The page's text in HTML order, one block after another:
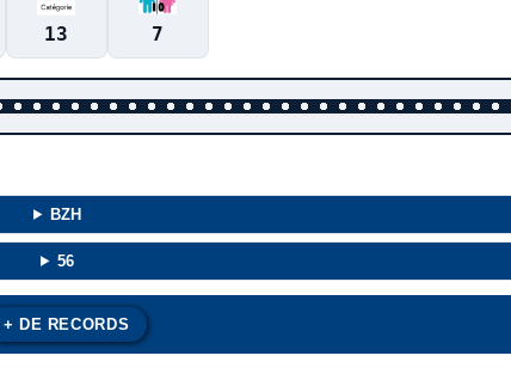
13 7
BZH
56
+ DE RECORDS